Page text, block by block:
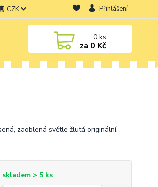
CZK Přihlášení
0ks
za 0 Kč
zaoblená světle žlutá originální,
skladem > 5 ks